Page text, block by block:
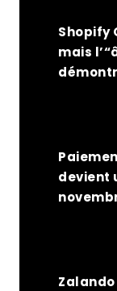
Shopify
mais
devient
Zalando